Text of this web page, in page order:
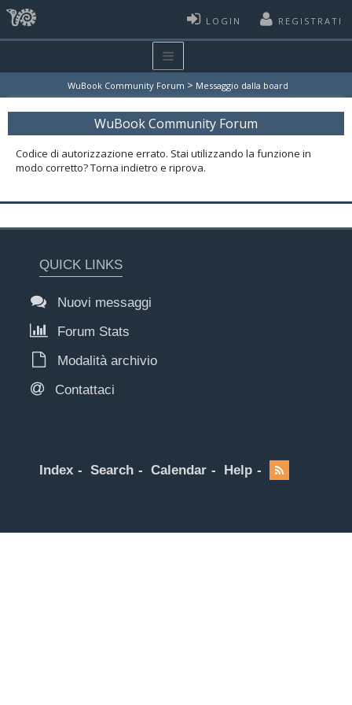
LOGIN REGISTRATI
WuBook Community Forum > Messaggio dalla board
WuBook Community Forum
Codice di autorizzazione errato. Stai utilizzando la funzione in
modo corretto? Torna indietro e riprova.
QUICK LINKS
Nuovi messaggi
Forum Stats
Modalità archivio
Contattaci
Index Search Calendar Help